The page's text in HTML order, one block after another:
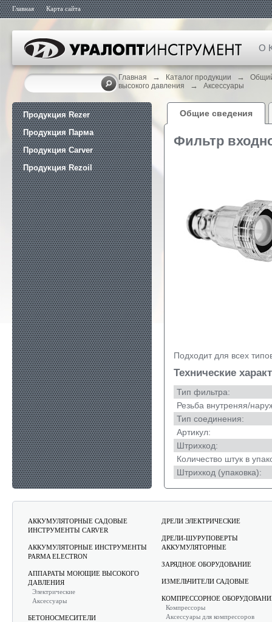
Главная Карта сайта
О
Главная → Каталог продукции →
высокого давления
→ Аксессуары
Продукция Rezer
Продукция Парма
Продукция Carver
Продукция Rezoil
Общие сведения
Фильтр
Подходит для всех
Технические
Тип фильтра:
Резьба внутреняя/
Тип соединения:
Артикул:
Штрихкод:
Количество штук в
Штрихкод (упаковка):
АККУМУЛЯТОРНЫЕ САДОВЫЕ
ИНСТРУМЕНТЫ CARVER
АККУМУЛЯТОРНЫЕ ИНСТРУМЕНТЫ
PARMA ELECTRON
АППАРАТЫ МОЮЩИЕ ВЫСОКОГО
ДАВЛЕНИЯ
Электрические
Аксессуары
БЕТОНОСМЕСИТЕЛИ
ДРЕЛИ ЭЛЕКТРИЧЕСКИЕ
ДРЕЛИ-ШУРУПОВЕРТЫ
АККУМУЛЯТОРНЫЕ
ЗАРЯДНОЕ ОБОРУДОВАНИЕ
ИЗМЕЛЬЧИТЕЛИ САДОВЫЕ
КОМПРЕССОРНОЕ
Компрессоры
Аксессуары для компрессоров